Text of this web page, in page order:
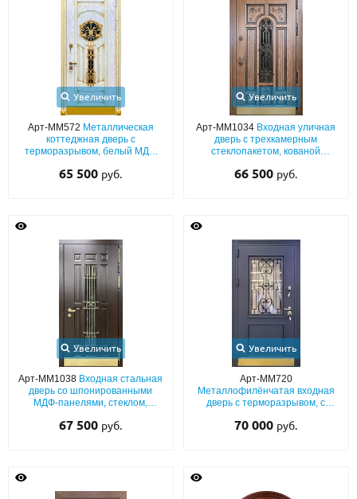
Увеличить
Арт-ММ572 Металлическая
коттеджная дверь с
терморазрывом, белый МДФ
ажурной ковкой, стеклом и
65 500 руб.
Увеличить
Арт-ММ1034 Входная уличная
дверь с трехкамерным
стеклопакетом, кованой
отбойником для дома
66 500 руб.
Увеличить
Арт-ММ1038 Входная стальная
дверь со шпонированными
МДФ-панелями, стеклом,
отбойником из латуни для дома
67 500 руб.
Увеличить
Арт-ММ720
Металлофилёнчатая входная
дверь с терморазрывом, с
стеклом и отбойником
70 000 руб.